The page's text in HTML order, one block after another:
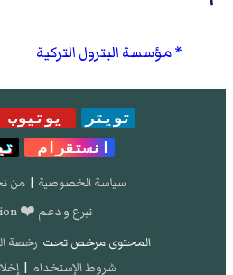
مؤسسة البترول التركية
تويتر يوتيوب
انستقرام
سياسة الخصوصية | من
تبرع و دعم ❤️ donation
المحتوى مرخص تحت رخصة
شروط الإستخدام |